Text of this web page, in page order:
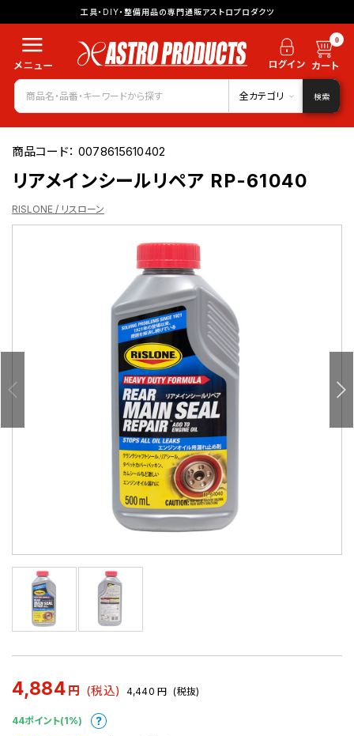
工具・DIY・整備用品の専門通販アストロプロダクツ
0
全カテゴリ 検索
商品コード：0078615610402
リアメインシールリペア RP-61040
RISLONE / リスローン
4,884 円 (税込) 4,440 円 (税抜)
44ポイント(1%)